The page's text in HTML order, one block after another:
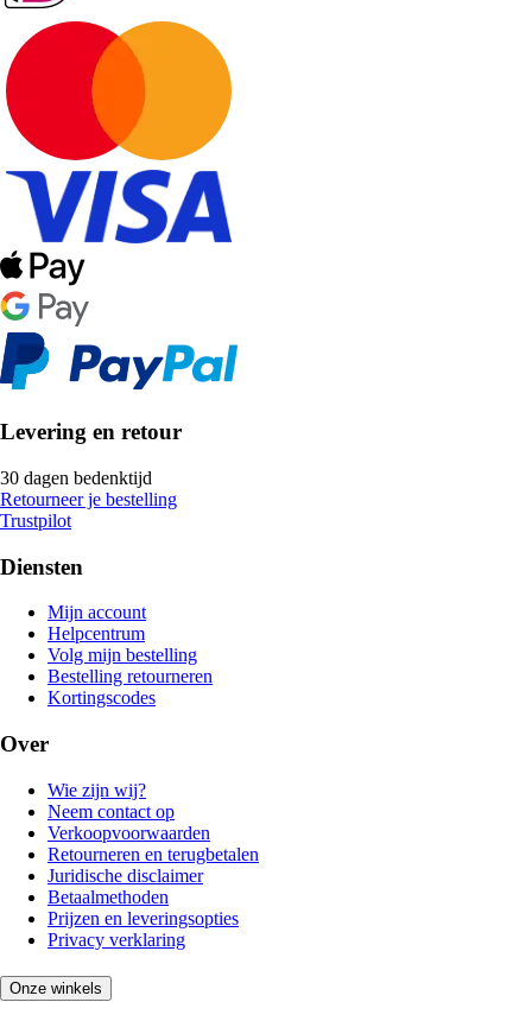
Levering en retour
30 dagen bedenktijd
Retourneer je bestelling
Trustpilot
Diensten
Mijn account
Helpcentrum
Volg mijn bestelling
Bestelling retourneren
Kortingscodes
Over
Wie zijn wij?
Neem contact op
Verkoopvoorwaarden
Retourneren en terugbetalen
Juridische disclaimer
Betaalmethoden
Prijzen en leveringsopties
Privacy verklaring
Onze winkels